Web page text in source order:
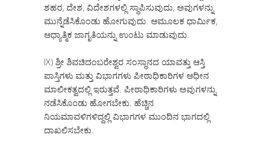
ಶಹರ, ದೇಶ, ವಿದೇಶಗಳಲ್ಲಿ ಸ್ಥಾಪಿಸುವುದು, ಅವುಗಳನ್ನು
ಮುನ್ನೆಡೆಸಿಕೊಂಡು ಹೋಗುವುದು. ಆಮೂಲಕ ಧಾರ್ಮಿಕ,
ಆಧ್ಯಾತ್ಮಿಕ ಜಾಗೃತಿಯನ್ನು ಉಂಟು ಮಾಡುವುದು.
IX) ಶ್ರೀ ಶಿವಚಿದಂಬರೇಶ್ವರ ಸಂಸ್ಥಾನದ ಯಾವತ್ತು ಆಸ್ತಿ
ಪಾಸ್ತಿಗಳು ಮತ್ತು ವಿಭಾಗಗಳು ಪೀಠಾಧಿಕಾರಿಗಳ ಆಧೀನ
ಮಾಲೀಕತ್ವದಲ್ಲಿ ಇರುತ್ತವೆ. ಪೀಠಾಧಿಕಾರಿಗಳು ಅವುಗಳನ್ನು
ನಡೆಸಿಕೊಂಡು ಹೋಗಬೇಕು. ಹೆಚ್ಚಿನ
ನಿಯಮಾವಳಿಗಳಿದ್ದಲ್ಲಿ ವಿಭಾಗಗಳ ಮುಂದಿನ ಭಾಗದಲ್ಲಿ
ದಾಖಲಿಸಬೇಕು.